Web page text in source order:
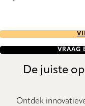
VRAAG
De juiste
Ontdek